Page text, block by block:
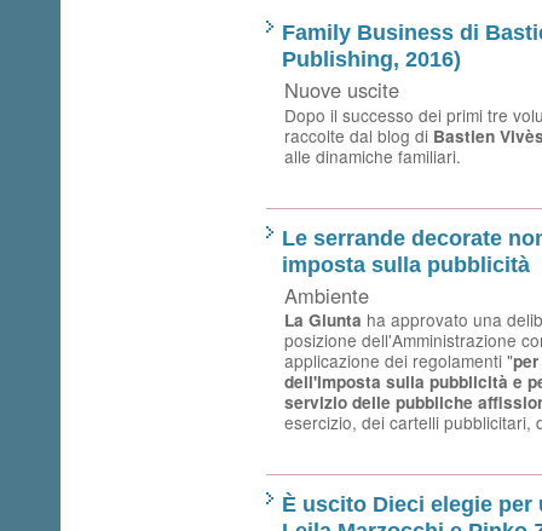
Family Business di
Publishing, 2016)
Nuove uscite
Dopo il successo dei primi tre
raccolte dal blog di Bastien
alle dinamiche familiari.
Le serrande decorate
imposta sulla pubblicità
Ambiente
La Giunta ha approvato una
posizione dell'Amministrazione
applicazione dei regolamenti "
dell'imposta sulla pubblicità e
servizio delle pubbliche
esercizio, dei cartelli pubblicitari,
È uscito Dieci elegie